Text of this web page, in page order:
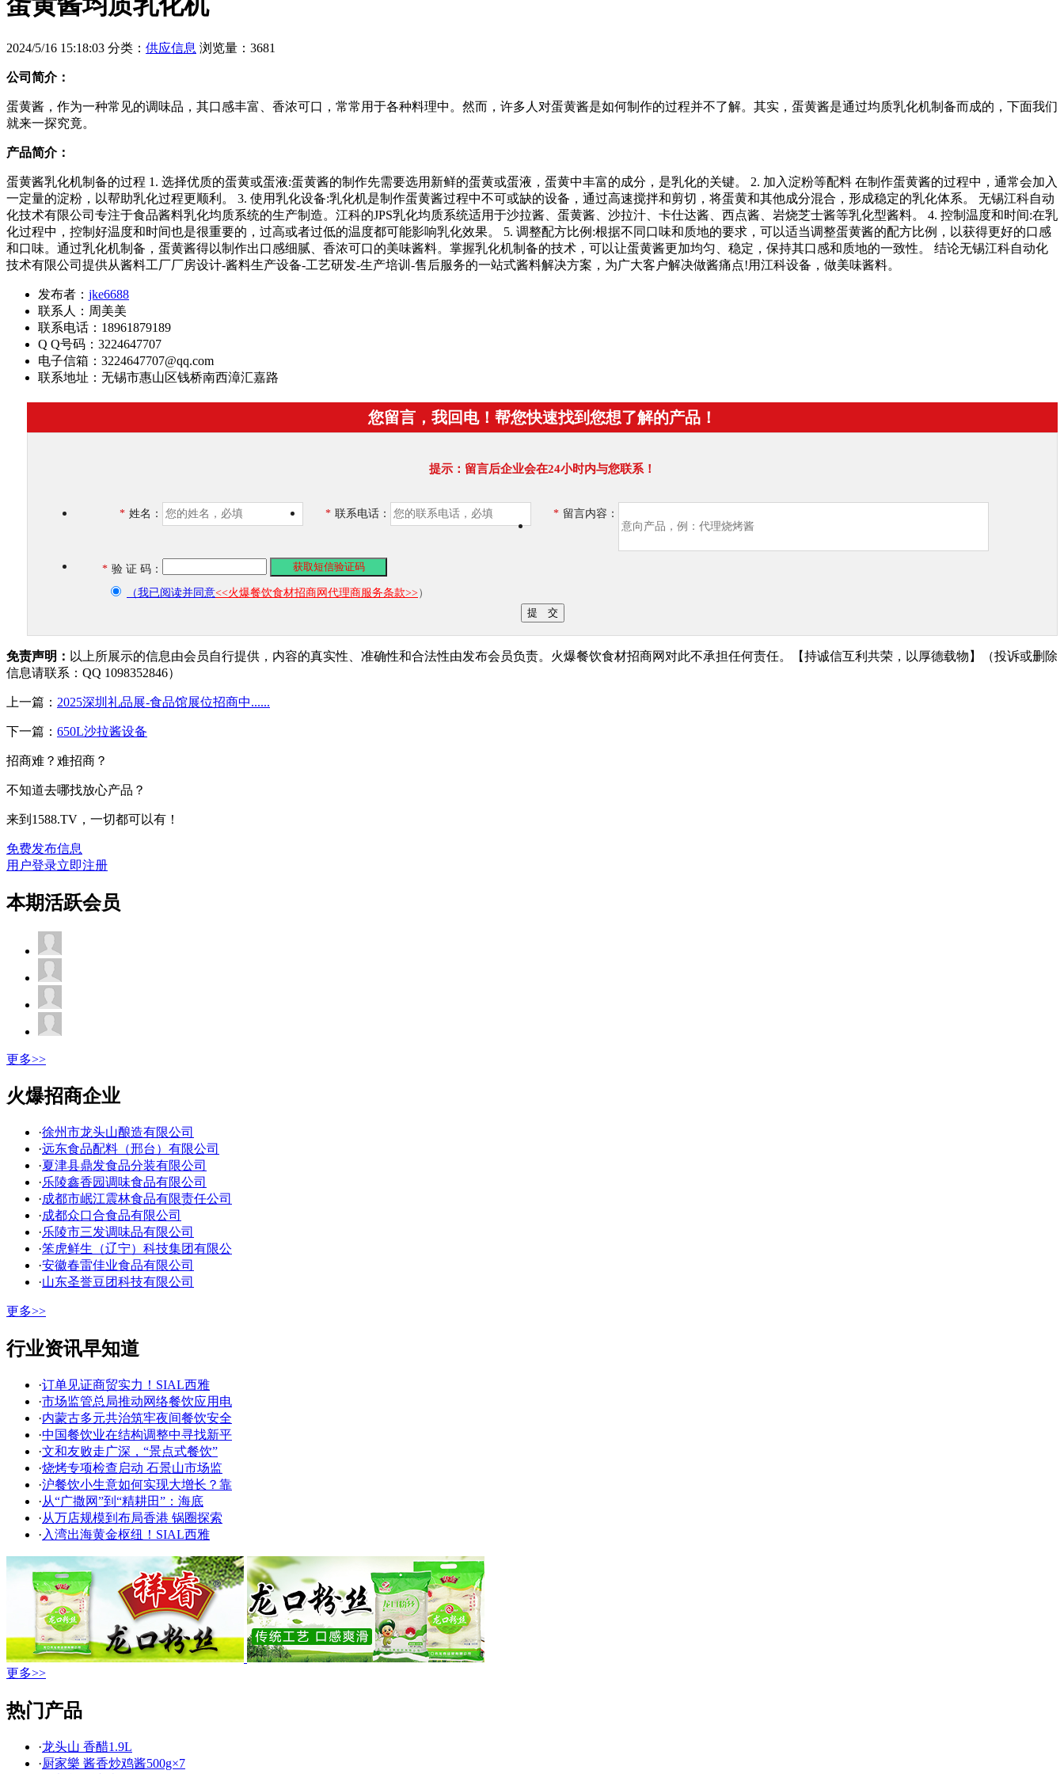
2024/5/16 15:18:03 分类： 供应信息 浏览量：3681
公司简介：
蛋黄酱，作为一种常见的调味品，其口感丰富、香浓可口，常常用于各种料理中。然而，许多人对蛋黄酱是如何制作的过程并不了解。其实，蛋黄酱是通过均质乳化机制备而成的，下面我们
就来一探究竟。
产品简介：
蛋黄酱乳化机制备的过程 1. 选择优质的蛋黄或蛋液:蛋黄酱的制作先需要选用新鲜的蛋黄或蛋液，蛋黄中丰富的成分，是乳化的关键。 2. 加入淀粉等配料 在制作蛋黄酱的过程中，通常会加入
一定量的淀粉，以帮助乳化过程更顺利。 3. 使用乳化设备:乳化机是制作蛋黄酱过程中不可或缺的设备，通过高速搅拌和剪切，将蛋黄和其他成分混合，形成稳定的乳化体系。 无锡江科自动
化技术有限公司专注于食品酱料乳化均质系统的生产制造。江科的JPS乳化均质系统适用于沙拉酱、蛋黄酱、沙拉汁、卡仕达酱、西点酱、岩烧芝士酱等乳化型酱料。 4. 控制温度和时间:在乳
化过程中，控制好温度和时间也是很重要的，过高或者过低的温度都可能影响乳化效果。 5. 调整配方比例:根据不同口味和质地的要求，可以适当调整蛋黄酱的配方比例，以获得更好的口感
和口味。通过乳化机制备，蛋黄酱得以制作出口感细腻、香浓可口的美味酱料。掌握乳化机制备的技术，可以让蛋黄酱更加均匀、稳定，保持其口感和质地的一致性。 结论无锡江科自动化
技术有限公司提供从酱料工厂厂房设计-酱料生产设备-工艺研发-生产培训-售后服务的一站式酱料解决方案，为广大客户解决做酱痛点!用江科设备，做美味酱料。
发布者： jke6688
联系人：周美美
联系电话：18961879189
Q Q号码：3224647707
电子信箱：3224647707@qq.com
联系地址：无锡市惠山区钱桥南西漳汇嘉路
您留言，我回电！帮您快速找到您想了解的产品！
提示：留言后企业会在24小时内与您联系！
* 姓名： * 联系电话： * 留言内容：
* 验 证 码：
（我已阅读并同意<<火爆餐饮食材招商网代理商服务条款>> ）
免责声明： 以上所展示的信息由会员自行提供，内容的真实性、准确性和合法性由发布会员负责。火爆餐饮食材招商网对此不承担任何责任。【持诚信互利共荣，以厚德载物】
（投诉或删除
信息请联系：QQ 1098352846）
上一篇： 2025深圳礼品展-食品馆展位招商中......
下一篇： 650L沙拉酱设备
招商难？难招商？
不知道去哪找放心产品？
来到1588.TV，一切都可以有！
免费发布信息
用户登录立即注册
本期活跃会员
更多>>
火爆招商企业
·徐州市龙头山酿造有限公司
·远东食品配料（邢台）有限公司
·夏津县鼎发食品分装有限公司
·乐陵鑫香园调味食品有限公司
·成都市岷江震林食品有限责任公司
·成都众口合食品有限公司
·乐陵市三发调味品有限公司
·笨虎鲜生（辽宁）科技集团有限公
·安徽春雷佳业食品有限公司
·山东圣誉豆团科技有限公司
更多>>
行业资讯早知道
·订单见证商贸实力！SIAL西雅
·市场监管总局推动网络餐饮应用电
·内蒙古多元共治筑牢夜间餐饮安全
·中国餐饮业在结构调整中寻找新平
·文和友败走广深，“景点式餐饮”
·烧烤专项检查启动 石景山市场监
·沪餐饮小生意如何实现大增长？靠
·从“广撒网”到“精耕田”：海底
·从万店规模到布局香港 锅圈探索
· 入湾出海黄金枢纽！SIAL西雅
更多>>
热门产品
·龙头山 香醋1.9L
·厨家樂 酱香炒鸡酱500g×7